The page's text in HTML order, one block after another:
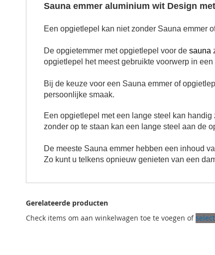
Sauna emmer aluminium wit Design
Een opgietlepel kan niet zonder Sauna emmer
De opgietemmer met opgietlepel voor de sauna
opgietlepel het meest gebruikte voorwerp in een
Bij de keuze voor een Sauna emmer of
persoonlijke smaak.
Een opgietlepel met een lange steel kan
zonder op te staan kan een lange steel aan de
De meeste Sauna emmer hebben een inhoud
Zo kunt u telkens opnieuw genieten van een
Gerelateerde producten
Check items om aan winkelwagen toe te voegen of